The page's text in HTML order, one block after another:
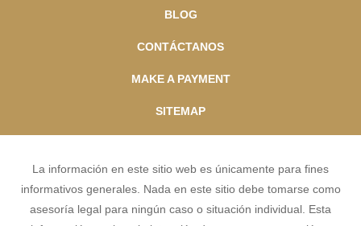
BLOG
CONTÁCTANOS
MAKE A PAYMENT
SITEMAP
La información en este sitio web es únicamente para fines
informativos generales. Nada en este sitio debe tomarse como
asesoría legal para ningún caso o situación individual. Esta